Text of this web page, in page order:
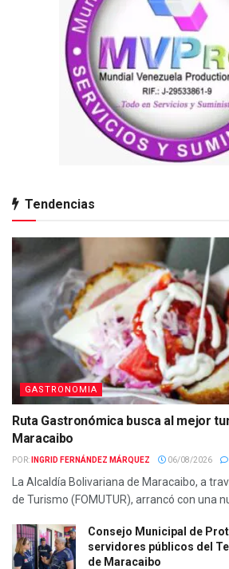
Tendencias
GASTRONOMIA
Ruta Gastronómica busca al mejor
Maracaibo
POR: INGRID FERNÁNDEZ MÁRQUEZ 06/08/2026
La Alcaldía Bolivariana de Maracaibo, a
de Turismo (FOMUTUR), arrancó con una
Consejo Municipal de
servidores públicos del
de Maracaibo